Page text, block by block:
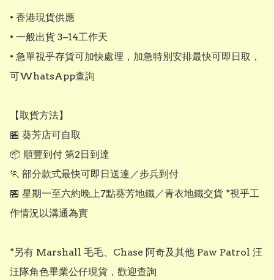
• 香港現貨供應
• 一般出貨 3–14工作天
• 急單視乎存貨可加快處理，加急特別安排最快可即日取，
可WhatsApp查詢
【取貨方法】
🏪 葵芳店可自取
📦 順豐到付 第2日到達
🏃 部分款式最快可即日送達／步兵到付
🏪 星期一至六約晚上7點葵芳地鐵／青衣地鐵交貨 *視乎工
作情況以溝通為實
*另有 Marshall 毛毛、Chase 阿奇及其他 Paw Patrol 汪
汪隊角色畢業公仔現貨，歡迎查詢